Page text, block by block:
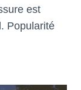
est
Popularité